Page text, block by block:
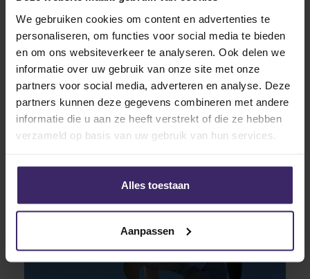
We gebruiken cookies om content en advertenties te
personaliseren, om functies voor social media te bieden
en om ons websiteverkeer te analyseren. Ook delen we
informatie over uw gebruik van onze site met onze
partners voor social media, adverteren en analyse. Deze
partners kunnen deze gegevens combineren met andere
informatie die u aan ze heeft verstrekt of die ze hebben
verzameld op basis van uw gebruik van hun services.
Alles toestaan
Aanpassen
26
KingsTalent TOTY’ 23